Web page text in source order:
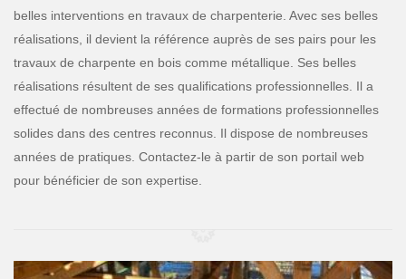
belles interventions en travaux de charpenterie. Avec ses belles
réalisations, il devient la référence auprès de ses pairs pour les
travaux de charpente en bois comme métallique. Ses belles
réalisations résultent de ses qualifications professionnelles. Il a
effectué de nombreuses années de formations professionnelles
solides dans des centres reconnus. Il dispose de nombreuses
années de pratiques. Contactez-le à partir de son portail web
pour bénéficier de son expertise.